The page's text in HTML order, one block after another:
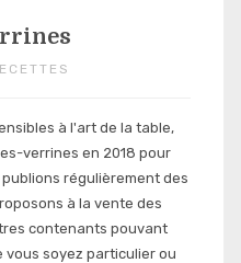
à l'art de la table,
verrines en 2018 pour
régulièrement des
à la vente des
contenants pouvant
vous soyez particulier ou